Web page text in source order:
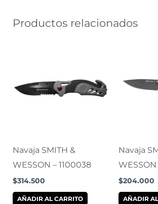
Productos relacionados
Navaja SMITH &
WESSON – 1100038
$314.500
AÑADIR AL CARRITO
Navaja
WESSON
$204.000
AÑADIR